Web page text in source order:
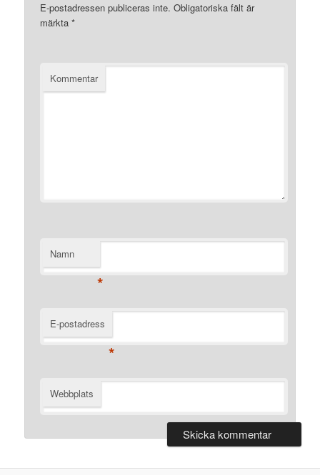
E-postadressen publiceras inte. Obligatoriska fält är
märkta*
Kommentar
Namn
*
E-postadress
*
Webbplats